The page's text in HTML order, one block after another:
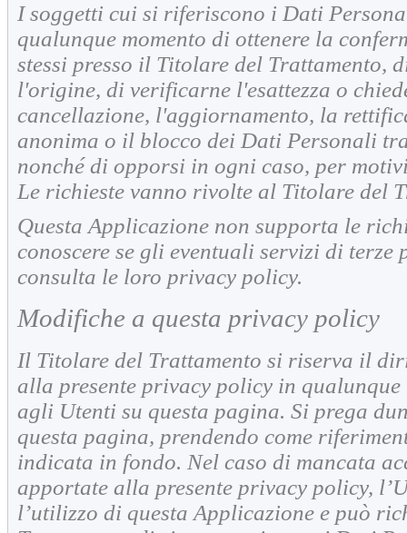
I soggetti cui si riferiscono i Dati
qualunque momento di ottenere la
stessi presso il Titolare del Trattamento,
l'origine, di verificarne l'esattezza o
cancellazione, l'aggiornamento, la
anonima o il blocco dei Dati Personali
nonché di opporsi in ogni caso, per
Le richieste vanno rivolte al Titolare del
Questa Applicazione non supporta le
conoscere se gli eventuali servizi di
consulta le loro privacy policy.
Modifiche a questa privacy policy
Il Titolare del Trattamento si riserva il
alla presente privacy policy in
agli Utenti su questa pagina. Si prega
questa pagina, prendendo come
indicata in fondo. Nel caso di mancata
apportate alla presente privacy policy,
l’utilizzo di questa Applicazione e può